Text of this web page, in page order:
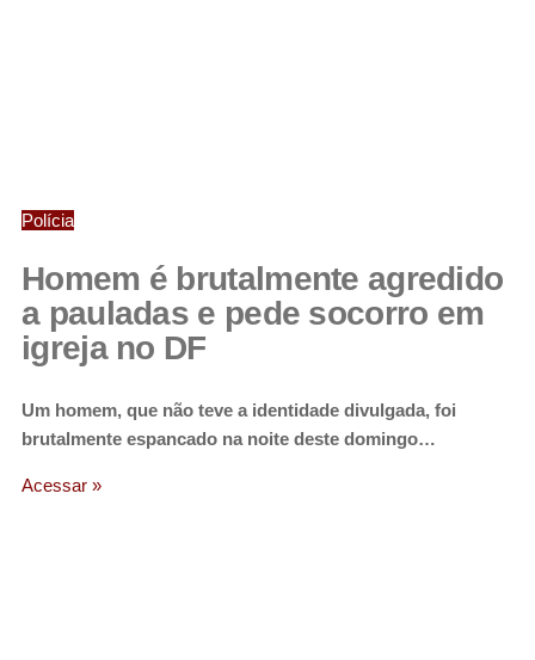
Polícia
Homem é brutalmente agredido
a pauladas e pede socorro em
igreja no DF
Um homem, que não teve a identidade divulgada, foi
brutalmente espancado na noite deste domingo…
Acessar »